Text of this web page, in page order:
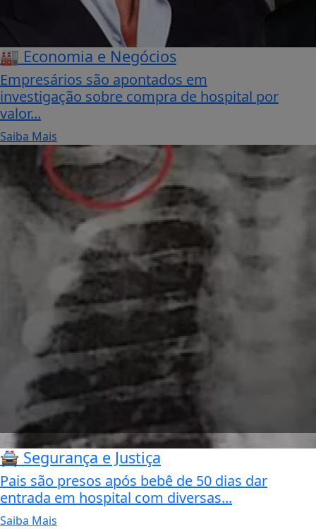
🏭 Economia e Negócios
Empresários são apontados em
investigação sobre compra de hospital por
valor...
Saiba Mais
🚔 Segurança e Justiça
Pais são presos após bebê de 50 dias dar
entrada em hospital com diversas...
Saiba Mais